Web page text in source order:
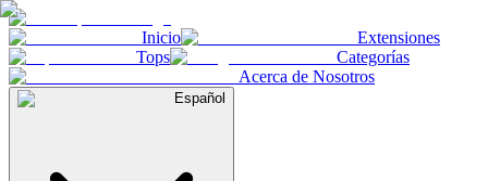
Inicio
Extensiones
Tops
Categorías
Acerca de Nosotros
Español